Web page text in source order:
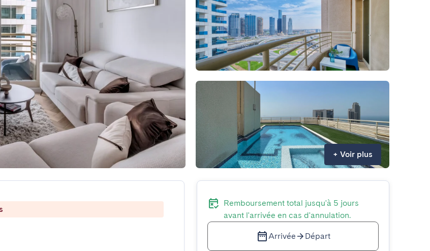
+ Voir plus
Remboursement total jusqu'à 5 jours
avant l'arrivée en cas d'annulation.
Arrivée Départ